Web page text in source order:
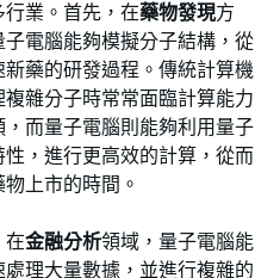
行業。首先，在藥物發現方
子電腦能夠模擬分子結構，從
新藥的研發過程。傳統計算機
複雜分子時常常面臨計算能力
，而量子電腦則能夠利用量子
性，進行更高效的計算，從而
上市的時間。
在金融分析領域，量子電腦能
處理大量數據，並進行複雜的